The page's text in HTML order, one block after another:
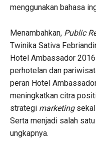
menggunakan bahasa
Menambahkan, Public
Twinika Sativa
Hotel Ambassador
perhotelan dan
peran Hotel
meningkatkan citra
strategi marketing
Serta menjadi salah
ungkapnya.